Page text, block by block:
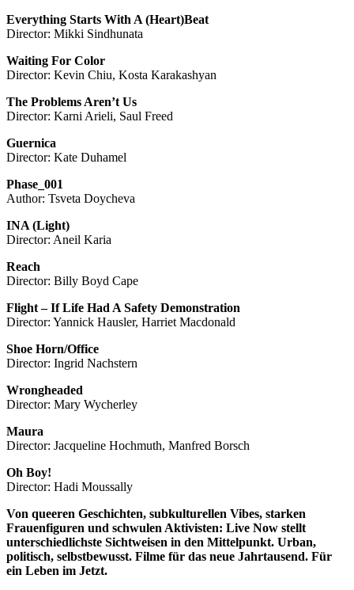
Everything Starts With A (Heart)Beat
Director: Mikki Sindhunata
Waiting For Color
Director: Kevin Chiu, Kosta Karakashyan
The Problems Aren’t Us
Director: Karni Arieli, Saul Freed
Guernica
Director: Kate Duhamel
Phase_001
Author: Tsveta Doycheva
INA (Light)
Director: Aneil Karia
Reach
Director: Billy Boyd Cape
Flight – If Life Had A Safety Demonstration
Director: Yannick Hausler, Harriet Macdonald
Shoe Horn/Office
Director: Ingrid Nachstern
Wrongheaded
Director: Mary Wycherley
Maura
Director: Jacqueline Hochmuth, Manfred Borsch
Oh Boy!
Director: Hadi Moussally
Von queeren Geschichten, subkulturellen Vibes, starken
Frauenfiguren und schwulen Aktivisten: Live Now stellt
unterschiedlichste Sichtweisen in den Mittelpunkt. Urban,
politisch, selbstbewusst. Filme für das neue Jahrtausend. Für
ein Leben im Jetzt.